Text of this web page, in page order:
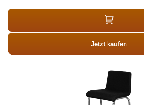
Jetzt kaufen